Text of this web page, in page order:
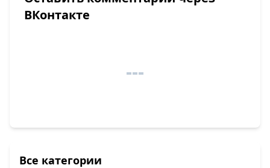
ВКонтакте
Все категории